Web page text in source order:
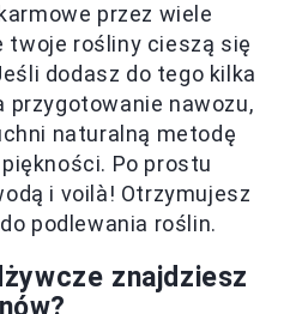
przez wiele
twoje rośliny cieszą się
dodasz do tego kilka
przygotowanie nawozu,
naturalną metodę
Po prostu
i voilà! Otrzymujesz
podlewania roślin.
znajdziesz